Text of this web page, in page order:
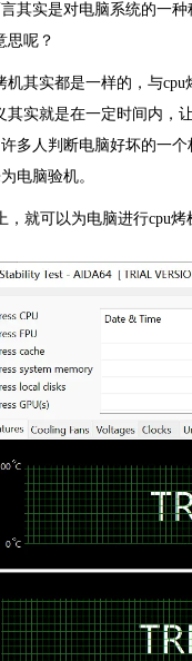
其实是对电脑系统的一
思呢？
机其实都是一样的，与
其实就是在一定时间内，
多人判断电脑好坏的一
电脑验机。
，就可以为电脑进行cpu烤